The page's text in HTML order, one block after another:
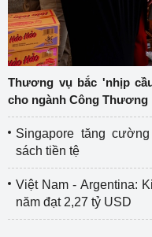
Thương vụ bắc 'nhịp
cho ngành Công Thương
Singapore tăng
sách tiền tệ
Việt Nam - Argentina:
năm đạt 2,27 tỷ USD